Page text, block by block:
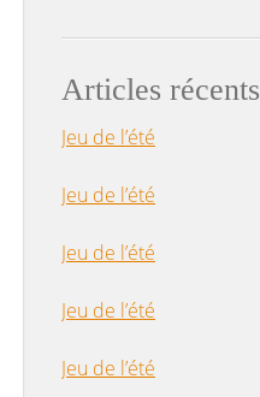
Articles récents
Jeu de l’été
Jeu de l’été
Jeu de l’été
Jeu de l’été
Jeu de l’été